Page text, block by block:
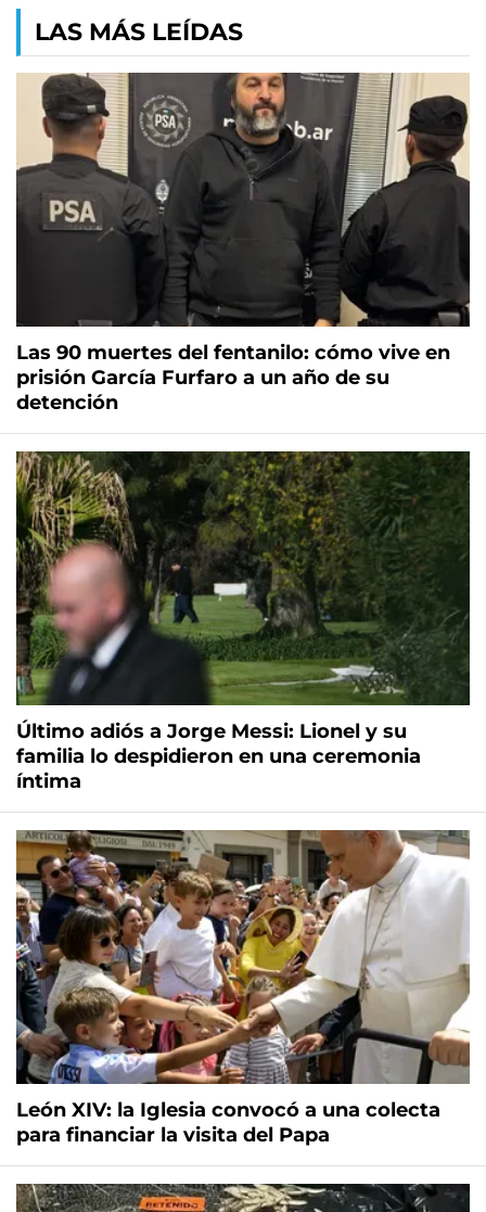
LAS MÁS LEÍDAS
Las 90 muertes del fentanilo: cómo vive en
prisión García Furfaro a un año de su
detención
Último adiós a Jorge Messi: Lionel y su
familia lo despidieron en una ceremonia
íntima
León XIV: la Iglesia convocó a una colecta
para financiar la visita del Papa